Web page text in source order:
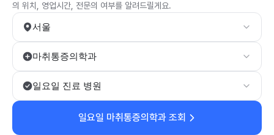
의 위치, 영업시간, 전문의 여부를 알려드릴게요.
서울
마취통증의학과
일요일 진료 병원
일요일 마취통증의학과 조회